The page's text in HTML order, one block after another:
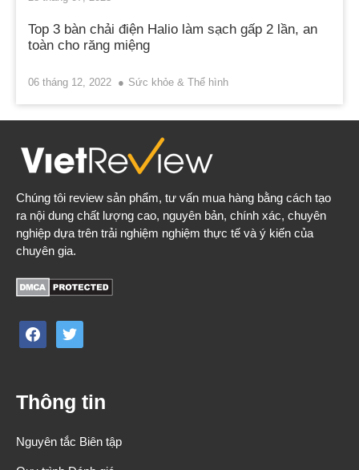
Top 3 bàn chải điện Halio làm sạch gấp 2 lần, an
toàn cho răng miệng
06 tháng 12, 2022 Sức khỏe & Thể hình
Chúng tôi review sản phẩm, tư vấn mua hàng bằng cách tạo
ra nội dung chất lượng cao, nguyên bản, chính xác, chuyên
nghiệp dựa trên trải nghiệm nghiệm thực tế và ý kiến của
chuyên gia.
facebooktwitter
Thông tin
Nguyên tắc Biên tập